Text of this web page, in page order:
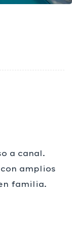
a canal.
amplios
familia.